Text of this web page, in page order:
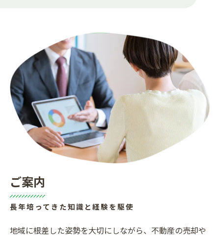
ご案内
長年培ってきた知識と経験を駆使
地域に根差した姿勢を大切にしながら、不動産の売却や